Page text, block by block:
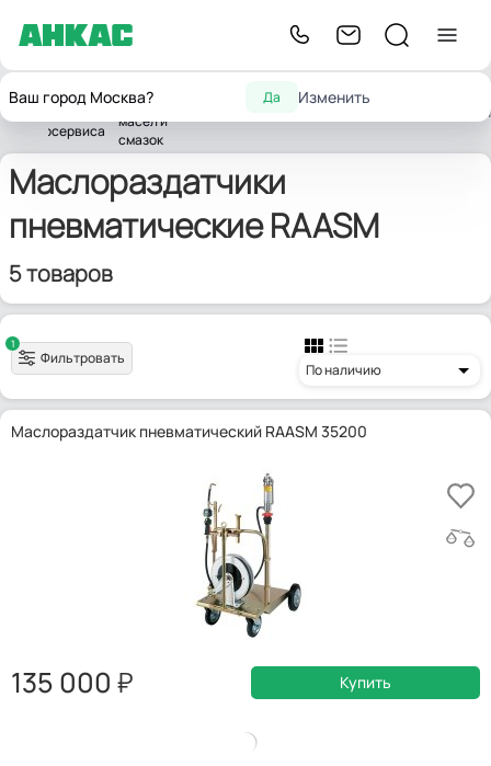
Ваш город Москва? Да Изменить
Оборудование
автосервиса
для замены
масел и
смазок
RAASM
Маслораздатчики
пневматические RAASM
5 товаров
1
Фильтровать
По наличию
Маслораздатчик пневматический RAASM 35200
135 000 Купить